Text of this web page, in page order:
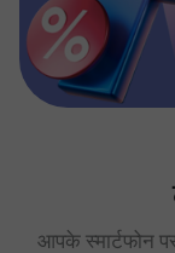
आपके स्मार्टफोन